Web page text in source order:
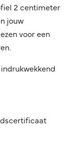
2 centimeter
jouw
voor een